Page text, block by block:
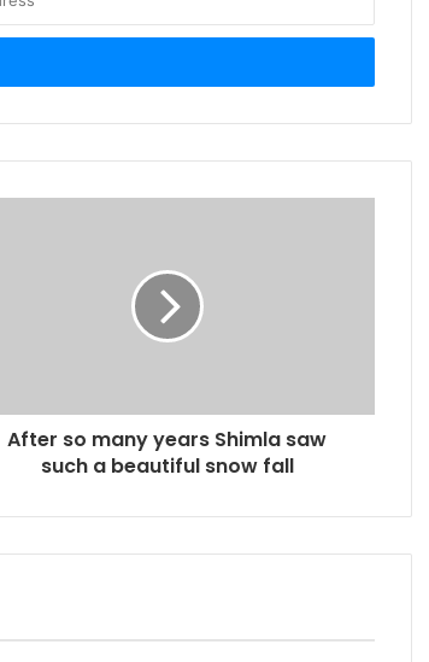
After so many years Shimla saw
such a beautiful snow fall